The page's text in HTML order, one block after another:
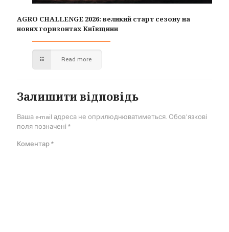
AGRO CHALLENGE 2026: великий старт сезону на
нових горизонтах Київщини
Read more
Залишити відповідь
Ваша e-mail адреса не оприлюднюватиметься. Обов’язкові
поля позначені *
Коментар*